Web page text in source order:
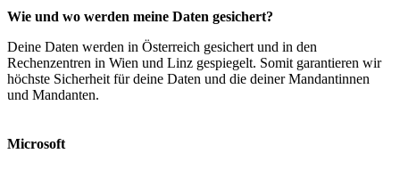
Wie und wo werden meine Daten gesichert?
Deine Daten werden in Österreich gesichert und in den
Rechenzentren in Wien und Linz gespiegelt. Somit garantieren wir
höchste Sicherheit für deine Daten und die deiner Mandantinnen
und Mandanten.
Microsoft